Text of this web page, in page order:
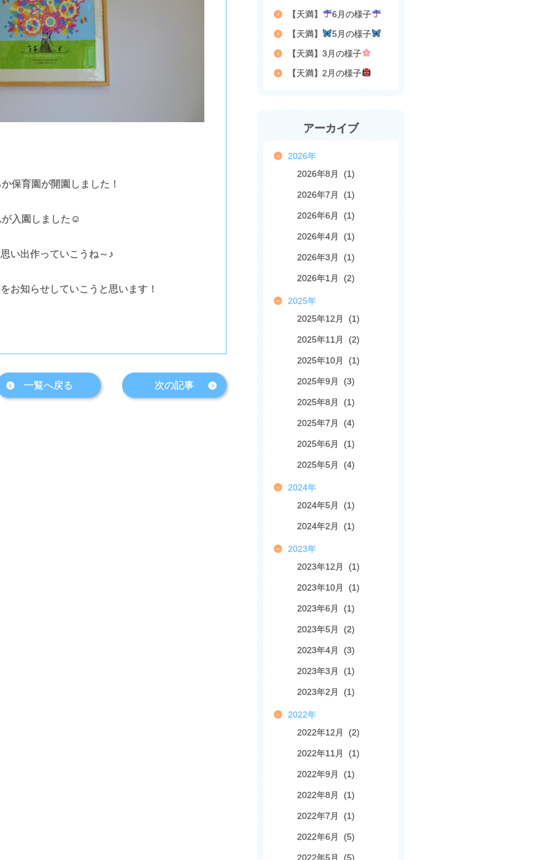
保育園が開園しました！
入園しました☺
い出作っていこうね～♪
お知らせしていこうと思います！
一覧へ戻る 次の記事
【天満】
6月の様子
【天満】
5月の様子
【天満】3月の様子
【天満】2月の様子
アーカイブ
2026年
2026年8月 (1)
2026年7月 (1)
2026年6月 (1)
2026年4月 (1)
2026年3月 (1)
2026年1月 (2)
2025年
2025年12月 (1)
2025年11月 (2)
2025年10月 (1)
2025年9月 (3)
2025年8月 (1)
2025年7月 (4)
2025年6月 (1)
2025年5月 (4)
2024年
2024年5月 (1)
2024年2月 (1)
2023年
2023年12月 (1)
2023年10月 (1)
2023年6月 (1)
2023年5月 (2)
2023年4月 (3)
2023年3月 (1)
2023年2月 (1)
2022年
2022年12月 (2)
2022年11月 (1)
2022年9月 (1)
2022年8月 (1)
2022年7月 (1)
2022年6月 (5)
2022年5月 (5)